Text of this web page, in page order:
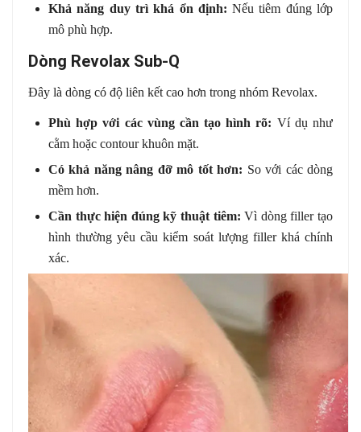
Khả năng duy trì khá ổn định: Nếu tiêm đúng lớp
mô phù hợp.
Dòng Revolax Sub-Q
Đây là dòng có độ liên kết cao hơn trong nhóm Revolax.
Phù hợp với các vùng cần tạo hình rõ: Ví dụ như
cằm hoặc contour khuôn mặt.
Có khả năng nâng đỡ mô tốt hơn: So với các dòng
mềm hơn.
Cần thực hiện đúng kỹ thuật tiêm: Vì dòng filler tạo
hình thường yêu cầu kiểm soát lượng filler khá chính
xác.